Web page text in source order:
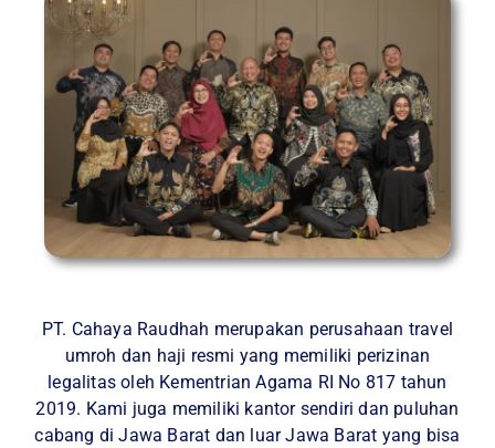
PT. Cahaya Raudhah merupakan perusahaan travel
umroh dan haji resmi yang memiliki perizinan
legalitas oleh Kementrian Agama RI No 817 tahun
2019. Kami juga memiliki kantor sendiri dan puluhan
cabang di Jawa Barat dan luar Jawa Barat yang bisa